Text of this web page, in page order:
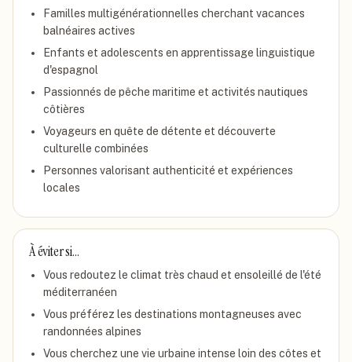
Familles multigénérationnelles cherchant vacances
balnéaires actives
Enfants et adolescents en apprentissage linguistique
d'espagnol
Passionnés de pêche maritime et activités nautiques
côtières
Voyageurs en quête de détente et découverte
culturelle combinées
Personnes valorisant authenticité et expériences
locales
À éviter si…
Vous redoutez le climat très chaud et ensoleillé de l'été
méditerranéen
Vous préférez les destinations montagneuses avec
randonnées alpines
Vous cherchez une vie urbaine intense loin des côtes et